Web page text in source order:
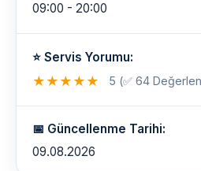
09:00 - 20:00
⭐ Servis Yorumu:
★ ★ ★ ★ ★ 5 (✅ 64
📅 Güncellenme Tarihi:
09.08.2026